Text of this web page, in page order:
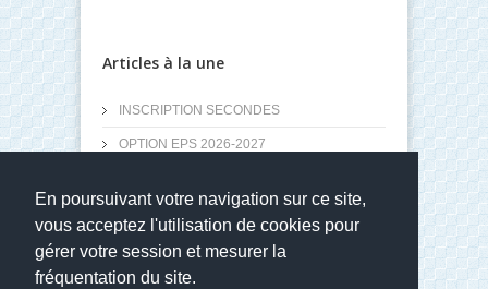
En poursuivant votre navigation sur ce site,
vous acceptez l'utilisation de cookies pour
gérer votre session et mesurer la
fréquentation du site.
Articles à la une
INSCRIPTION SECONDES
OPTION EPS 2026-2027
Utiliser son PC région après le lycée
Connexion à l'ENT